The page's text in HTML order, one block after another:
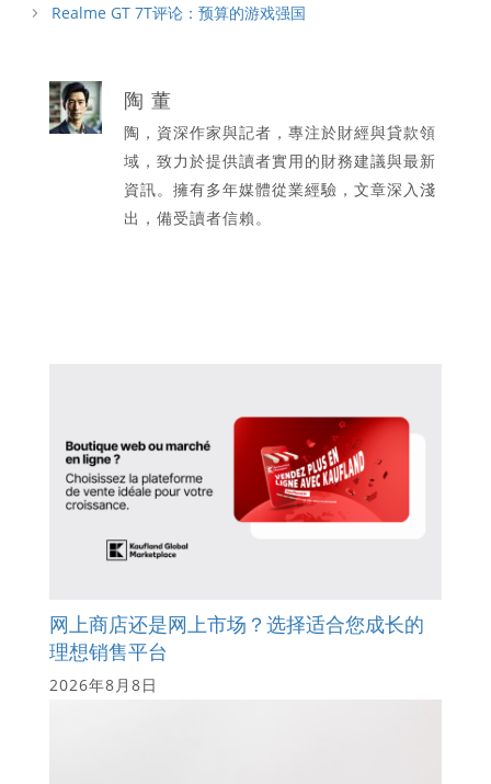
Realme GT 7T评论：预算的游戏强国
陶 董
陶，資深作家與記者，專注於財經與貸款領
域，致力於提供讀者實用的財務建議與最新
資訊。擁有多年媒體從業經驗，文章深入淺
出，備受讀者信賴。
网上商店还是网上市场？选择适合您成长的
理想销售平台
2026年8月8日